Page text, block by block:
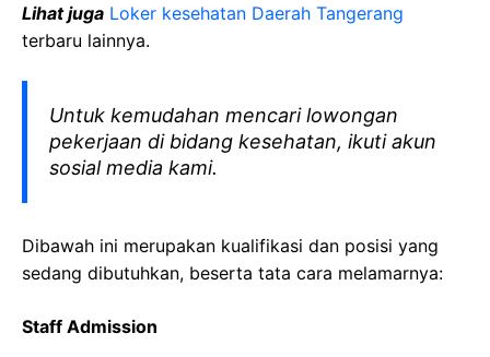
Lihat juga Loker kesehatan Daerah Tangerang
terbaru lainnya.
Untuk kemudahan mencari lowongan
pekerjaan di bidang kesehatan, ikuti akun
sosial media kami.
Dibawah ini merupakan kualifikasi dan posisi yang
sedang dibutuhkan, beserta tata cara melamarnya:
Staff Admission